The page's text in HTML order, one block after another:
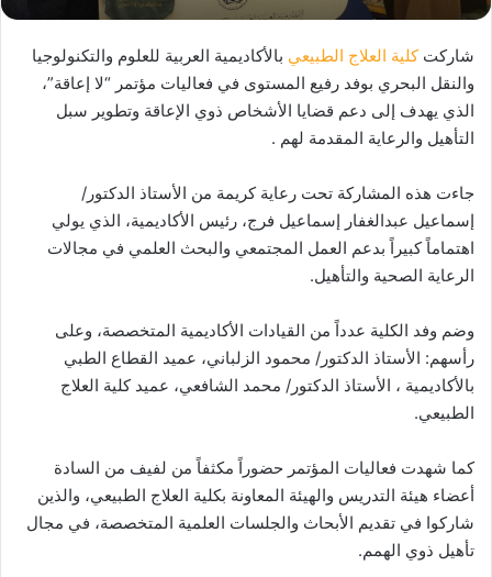
شاركتكلية العلاج الطبيعي بالأكاديمية العربية للعلوم والتكنولوجيا
والنقل البحري بوفد رفيع المستوى في فعاليات مؤتمر “لا إعاقة”،
الذي يهدف إلى دعم قضايا الأشخاص ذوي الإعاقة وتطوير سبل
التأهيل والرعاية المقدمة لهم .
جاءت هذه المشاركة تحت رعاية كريمة من الأستاذ الدكتور/
إسماعيل عبدالغفار إسماعيل فرج، رئيس الأكاديمية، الذي يولي
اهتماماً كبيراً بدعم العمل المجتمعي والبحث العلمي في مجالات
الرعاية الصحية والتأهيل.
وضم وفد الكلية عدداً من القيادات الأكاديمية المتخصصة، وعلى
رأسهم: الأستاذ الدكتور/ محمود الزلباني، عميد القطاع الطبي
بالأكاديمية ، الأستاذ الدكتور/ محمد الشافعي، عميد كلية العلاج
الطبيعي.
كما شهدت فعاليات المؤتمر حضوراً مكثفاً من لفيف من السادة
أعضاء هيئة التدريس والهيئة المعاونة بكلية العلاج الطبيعي، والذين
شاركوا في تقديم الأبحاث والجلسات العلمية المتخصصة، في مجال
تأهيل ذوي الهمم.